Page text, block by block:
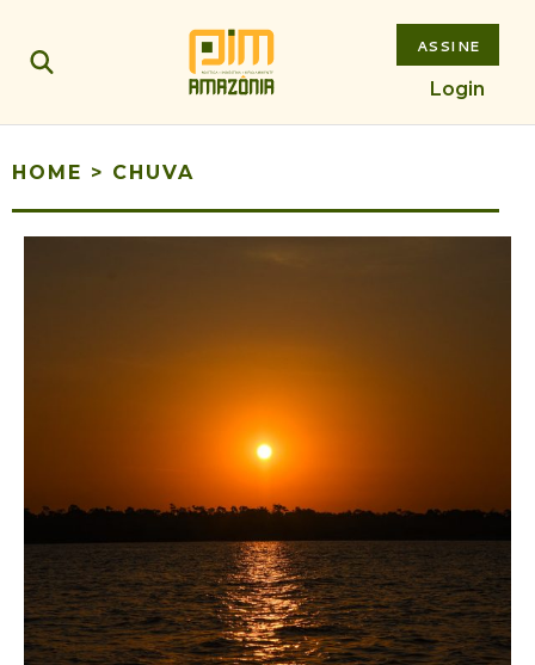
ASSINE
Login
HOME > CHUVA